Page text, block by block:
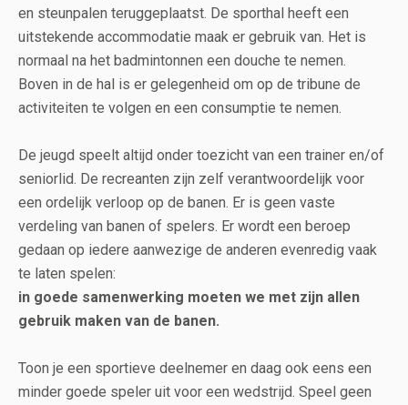
en steunpalen teruggeplaatst. De sporthal heeft een
uitstekende accommodatie maak er gebruik van. Het is
normaal na het badmintonnen een douche te nemen.
Boven in de hal is er gelegenheid om op de tribune de
activiteiten te volgen en een consumptie te nemen.
De jeugd speelt altijd onder toezicht van een trainer en/of
seniorlid. De recreanten zijn zelf verantwoordelijk voor
een ordelijk verloop op de banen. Er is geen vaste
verdeling van banen of spelers. Er wordt een beroep
gedaan op iedere aanwezige de anderen evenredig vaak
te laten spelen:
in goede samenwerking moeten we met zijn allen
gebruik maken van de banen.
Toon je een sportieve deelnemer en daag ook eens een
minder goede speler uit voor een wedstrijd. Speel geen